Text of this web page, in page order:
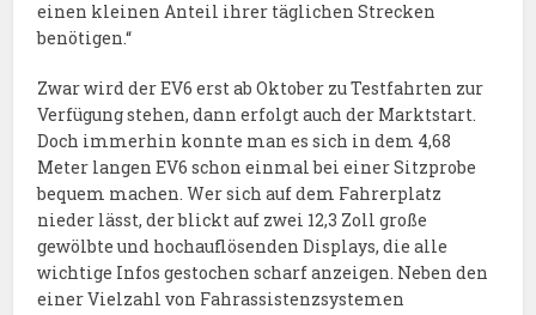
einen kleinen Anteil ihrer täglichen Strecken
benötigen.“
Zwar wird der EV6 erst ab Oktober zu Testfahrten zur
Verfügung stehen, dann erfolgt auch der Marktstart.
Doch immerhin konnte man es sich in dem 4,68
Meter langen EV6 schon einmal bei einer Sitzprobe
bequem machen. Wer sich auf dem Fahrerplatz
nieder lässt, der blickt auf zwei 12,3 Zoll große
gewölbte und hochauflösenden Displays, die alle
wichtige Infos gestochen scharf anzeigen. Neben den
einer Vielzahl von Fahrassistenzsystemen